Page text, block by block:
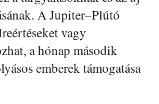
A Jupiter–Plútó
vagy
a hónap második
emberek támogatása